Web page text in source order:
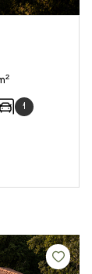
4 chambre(s) 150 m²
1